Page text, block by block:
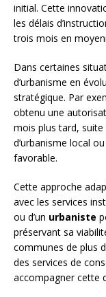
initial. Cette
les délais
trois mois en
Dans certaines
d’urbanisme en
stratégique. Par
obtenu une
mois plus tard,
d’urbanisme local
favorable.
Cette approche
avec les services
ou d’un urbaniste
préservant sa
communes de plus
des services de
accompagner cette